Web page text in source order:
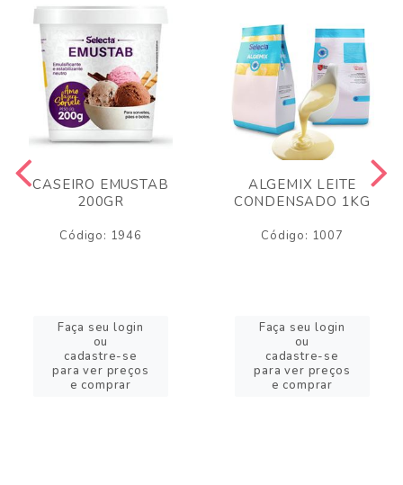
CASEIRO EMUSTAB
200GR
Código: 1946
Faça seu login
ou
cadastre-se
para ver preços
e comprar
ALGEMIX LEITE
CONDENSADO 1KG
Código: 1007
Faça seu login
ou
cadastre-se
para ver preços
e comprar